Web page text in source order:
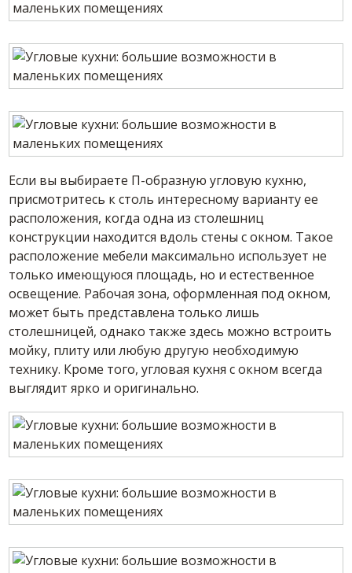
Если вы выбираете П-образную угловую кухню,
присмотритесь к столь интересному варианту ее
расположения, когда одна из столешниц
конструкции находится вдоль стены с окном. Такое
расположение мебели максимально использует не
только имеющуюся площадь, но и естественное
освещение. Рабочая зона, оформленная под окном,
может быть представлена только лишь
столешницей, однако также здесь можно встроить
мойку, плиту или любую другую необходимую
технику. Кроме того, угловая кухня с окном всегда
выглядит ярко и оригинально.